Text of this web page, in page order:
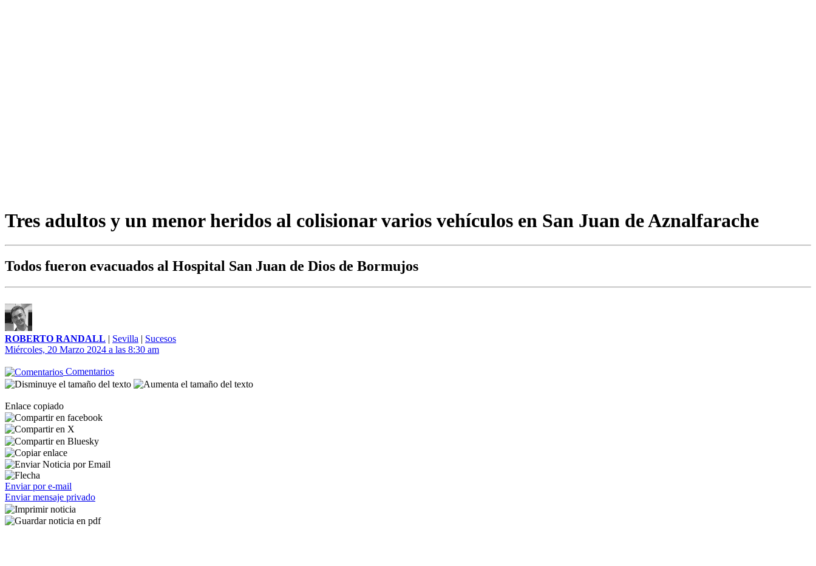
Tres adultos y un menor heridos al colisionar varios vehículos en San Juan de Aznalfarache
Todos fueron evacuados al Hospital San Juan de Dios de Bormujos
ROBERTO RANDALL | Sevilla | Sucesos
Miércoles, 20 Marzo 2024 a las 8:30 am
Comentarios
Enlace copiado
Enviar por e-mail
Enviar mensaje privado